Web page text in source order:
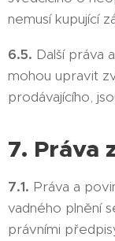
nemusí kupující
6.5. Další práva
mohou upravit
prodávajícího,
7. Práva
7.1. Práva a
vadného plnění
právními